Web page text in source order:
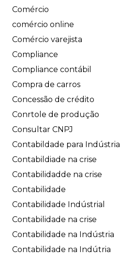
Comércio
comércio online
Comércio varejista
Compliance
Compliance contábil
Compra de carros
Concessão de crédito
Conrtole de produção
Consultar CNPJ
Contabildade para Indústria
Contabildiade na crise
Contabilidadde na crise
Contabilidade
Contabilidade Indústrial
Contabilidade na crise
Contabilidade na Indústria
Contabilidade na Indútria